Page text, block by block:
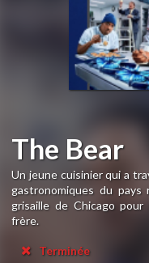
The Bear
Un jeune cuisinier qui a
gastronomiques du
grisaille de Chicago
frère.
Terminée